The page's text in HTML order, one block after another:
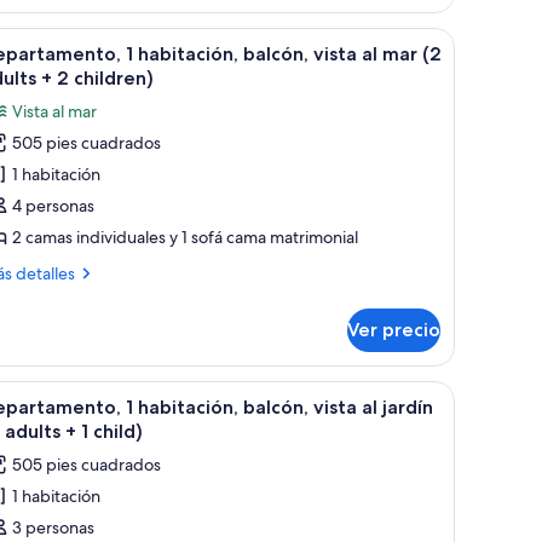
tráfico y una baranda blanca. Un balcón con vista al mar, una señal de
8
1 habitación, balcón, vista al mar (2
+ 2 children)
Vista al mar
505 pies cuadrados
1 habitación
4 personas
2 camas individuales y 1 sofá cama matrimonial
detalles
Ver precio
tráfico y una baranda blanca. Habitación de hotel con dos camas, una
7
1 habitación, balcón, vista al jardín
adults + 1 child)
505 pies cuadrados
1 habitación
3 personas